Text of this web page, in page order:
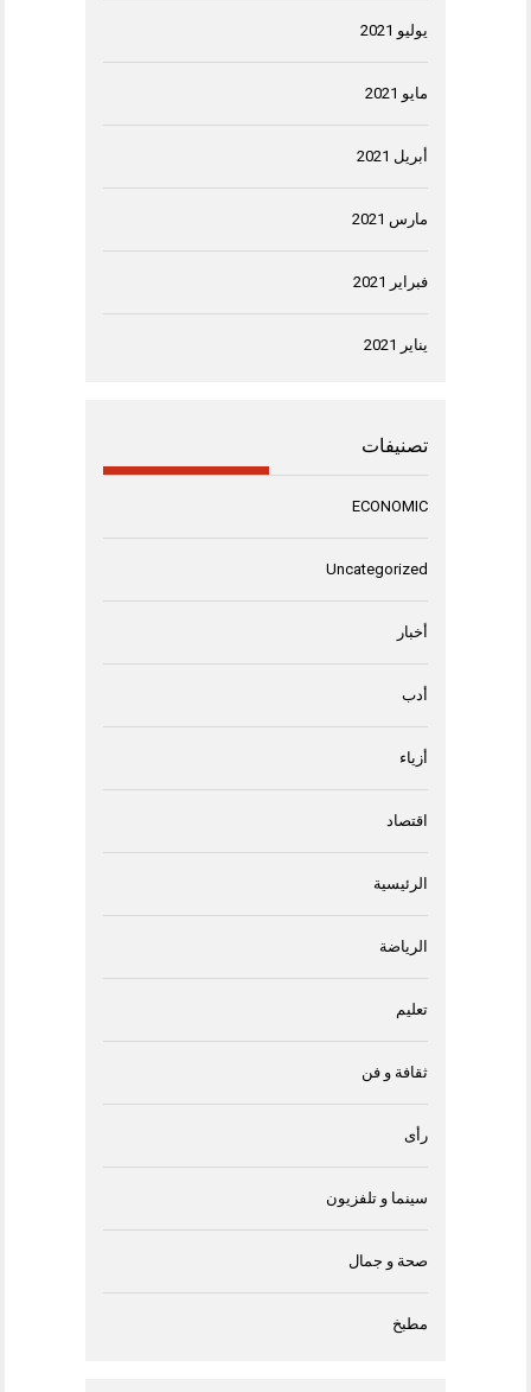
يوليو 2021
مايو 2021
أبريل 2021
مارس 2021
فبراير 2021
يناير 2021
تصنيفات
ECONOMIC
Uncategorized
أخبار
أدب
أزياء
اقتصاد
الرئيسية
الرياضة
تعليم
ثقافة و فن
رأى
سينما و تلفزيون
صحة و جمال
مطبخ